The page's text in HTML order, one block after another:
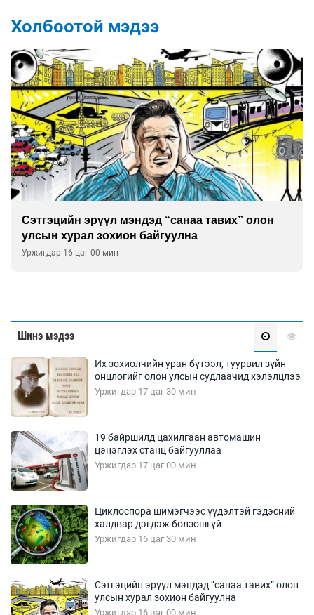
Холбоотой мэдээ
Сэтгэцийн эрүүл мэндэд “санаа тавих” олон
улсын хурал зохион байгуулна
Уржигдар 16 цаг 00 мин
Шинэ мэдээ
Их зохиолчийн уран бүтээл, туурвил зүйн
онцлогийг олон улсын судлаачид хэлэлцлээ
Уржигдар 17 цаг 30 мин
19 байршилд цахилгаан автомашин
цэнэглэх станц байгууллаа
Уржигдар 17 цаг 00 мин
Циклоспора шимэгчээс үүдэлтэй гэдэсний
халдвар дэгдэж болзошгүй
Уржигдар 16 цаг 30 мин
Сэтгэцийн эрүүл мэндэд “санаа тавих” олон
улсын хурал зохион байгуулна
Уржигдар 16 цаг 00 мин